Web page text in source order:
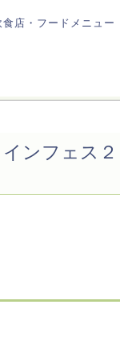
食店・フードメニュー
ンフェス